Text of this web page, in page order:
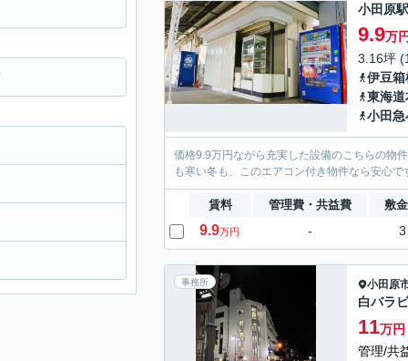
小田原
9.9万
3.16坪
伊豆
東海道
小田
価格9.9万円ながら充実した設備のこちらの物
も寒い冬も、このエアコン付き物件なら安心
賃料 管理費・共益費 敷
9.9万円 - 3
事務所 小田原
白バラ
11万
管理/共